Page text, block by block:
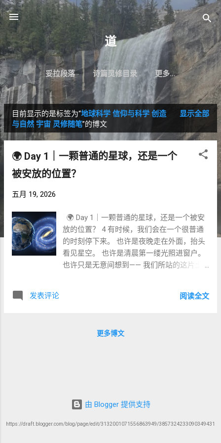
跳至主要内容
道
妥拉段落 诗篇灵修目录 更多…
博
文
目前显示的是标签为“地球科学 信仰与科学 创造
与自然 宇宙 灵修随笔”的博文
显示全部
🌍 Day 1｜一颗普通的星球，还是一个
被安放的位置？
五月 19, 2026
🌍 Day 1｜一颗普通的星球，还是一个被安
放的位置？ 4 有时候，我们会在一个很普通
的时刻停下来。 也许是夜晚走在外面，抬头
看见星空。 也许是清晨第一缕光照进窗户。
也许只是无意间想到—— 我们所站的这片土
特别。 它只是太阳系中八大行星之一， 绕着
颗。 银河系之外，还有数以千亿计的星系。
水以液态存在。 如果太靠近太阳—— 水会全
发表评论 阅读全文
更多博文
由 Blogger 提供支持
https://draft.blogger.com/blog/page/edit/3132001071556863949/3857324233090349431